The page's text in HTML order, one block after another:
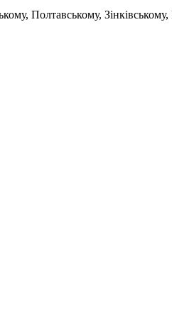
Полтавському,